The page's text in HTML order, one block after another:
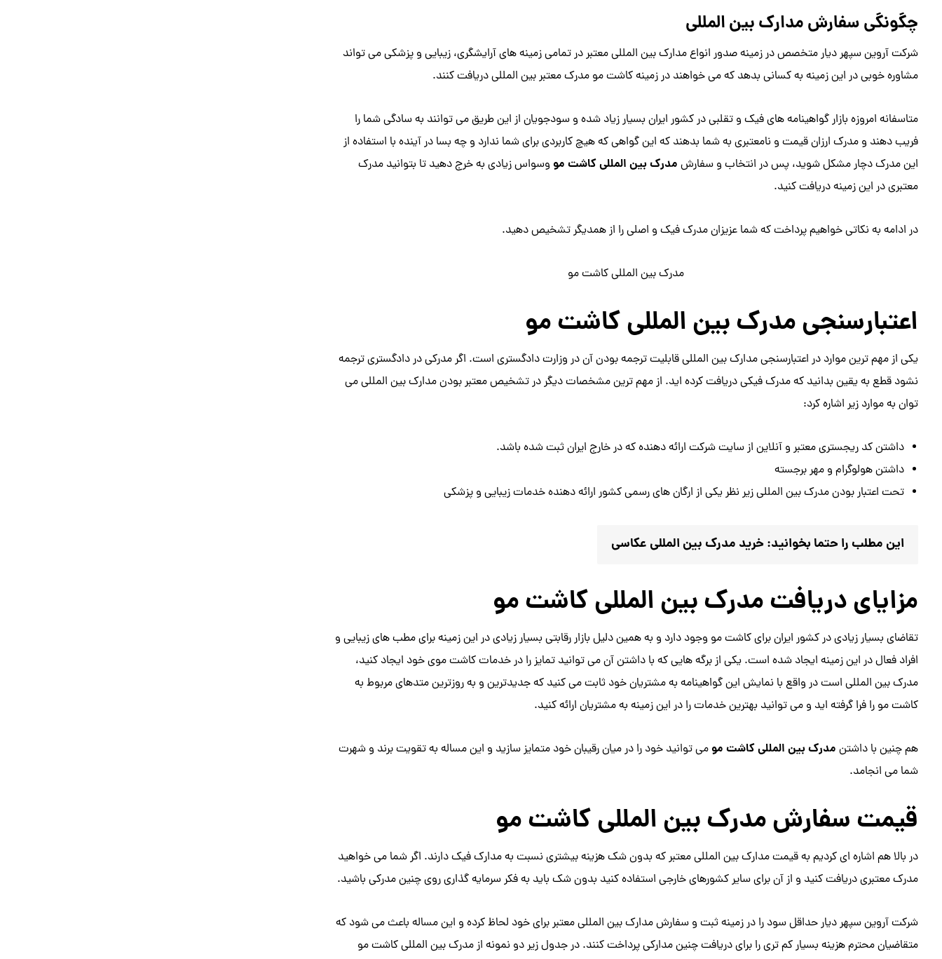
چگونگی سفارش مدارک بین المللی
شرکت آروین سپهر دیار متخصص در زمینه صدور انواع مدارک بین المللی معتبر در تمامی زمینه های آرایشگری، زیبایی و پزشکی می تواند
مشاوره خوبی در این زمینه به کسانی بدهد که می خواهند در زمینه کاشت مو مدرک معتبر بین المللی دریافت کنند.
متاسفانه امروزه بازار گواهینامه های فیک و تقلبی در کشور ایران بسیار زیاد شده و سودجویان از این طریق می توانند به سادگی شما را
فریب دهند و مدرک ارزان قیمت و نامعتبری به شما بدهند که این گواهی که هیچ کاربردی برای شما ندارد و چه بسا در آینده با استفاده از
این مدرک دچار مشکل شوید، پس در انتخاب و سفارش مدرک بین المللی کاشت مو وسواس زیادی به خرج دهید تا بتوانید مدرک
معتبری در این زمینه دریافت کنید.
در ادامه به نکاتی خواهیم پرداخت که شما عزیزان مدرک فیک و اصلی را از همدیگر تشخیص دهید.
مدرک بین المللی کاشت مو
اعتبارسنجی مدرک بین المللی کاشت مو
یکی از مهم ترین موارد در اعتبارسنجی مدارک بین المللی قابلیت ترجمه بودن آن در وزارت دادگستری است. اگر مدرکی در دادگستری ترجمه
نشود قطع به یقین بدانید که مدرک فیکی دریافت کرده اید. از مهم ترین مشخصات دیگر در تشخیص معتبر بودن مدارک بین المللی می
توان به موارد زیر اشاره کرد:
داشتن کد ریجستری معتبر و آنلاین از سایت شرکت ارائه دهنده که در خارج ایران ثبت شده باشد.
داشتن هولوگرام و مهر برجسته
تحت اعتبار بودن مدرک بین المللی زیر نظر یکی از ارگان های رسمی کشور ارائه دهنده خدمات زیبایی و پزشکی
این مطلب را حتما بخوانید:خرید مدرک بین المللی عکاسی
مزایای دریافت مدرک بین المللی کاشت مو
تقاضای بسیار زیادی در کشور ایران برای کاشت مو وجود دارد و به همین دلیل بازار رقابتی بسیار زیادی در این زمینه برای مطب های زیبایی و
افراد فعال در این زمینه ایجاد شده است. یکی از برگه هایی که با داشتن آن می توانید تمایز را در خدمات کاشت موی خود ایجاد کنید،
مدرک بین المللی است در واقع با نمایش این گواهینامه به مشتریان خود ثابت می کنید که جدیدترین و به روزترین متدهای مربوط به
کاشت مو را فرا گرفته اید و می توانید بهترین خدمات را در این زمینه به مشتریان ارائه کنید.
هم چنین با داشتن مدرک بین المللی کاشت مو می توانید خود را در میان رقیبان خود متمایز سازید و این مساله به تقویت برند و شهرت
شما می انجامد.
قیمت سفارش مدرک بین المللی کاشت مو
در بالا هم اشاره ای کردیم به قیمت مدارک بین المللی معتبر که بدون شک هزینه بیشتری نسبت به مدارک فیک دارند. اگر شما می خواهید
مدرک معتبری دریافت کنید و از آن برای سایر کشورهای خارجی استفاده کنید بدون شک باید به فکر سرمایه گذاری روی چنین مدرکی باشید.
شرکت آروین سپهر دیار حداقل سود را در زمینه ثبت و سفارش مدارک بین المللی معتبر برای خود لحاظ کرده و این مساله باعث می شود که
متقاضیان محترم هزینه بسیار کم تری را برای دریافت چنین مدارکی پرداخت کنند. در جدول زیر دو نمونه از مدرک بین المللی کاشت مو